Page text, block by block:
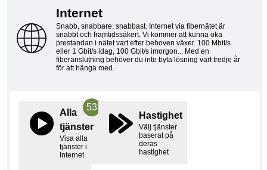
Internet
Snabb, snabbare, snabbast. Internet via fibernätet är
snabbt och framtidssäkert. Vi kommer att kunna öka
prestandan i nätet vart efter behoven växer. 100 Mbit/s
eller 1 Gbit/s idag, 100 Gbit/s imorgon... Med en
fiberanslutning behöver du inte byta lösning vart tredje år
för att hänga med.
Alla
tjänster
Visa alla
tjänster i
Internet
53
Hastighet
Välj tjänster
baserat på
deras
hastighet